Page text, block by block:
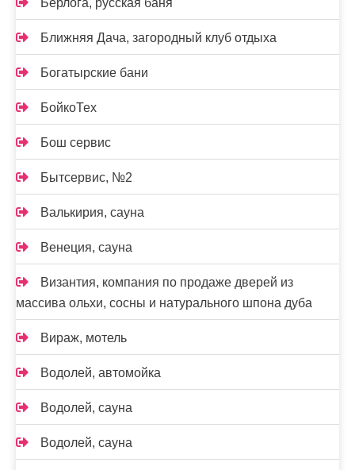
Берлога, русская баня
Ближняя Дача, загородный клуб отдыха
Богатырские бани
БойкоТех
Бош сервис
Бытсервис, №2
Валькирия, сауна
Венеция, сауна
Византия, компания по продаже дверей из
массива ольхи, сосны и натурального шпона дуба
Вираж, мотель
Водолей, автомойка
Водолей, сауна
Водолей, сауна